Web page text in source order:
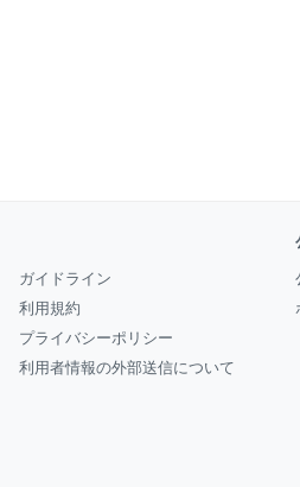
ガイドライン
利用規約
プライバシーポリシー
利用者情報の外部送信について